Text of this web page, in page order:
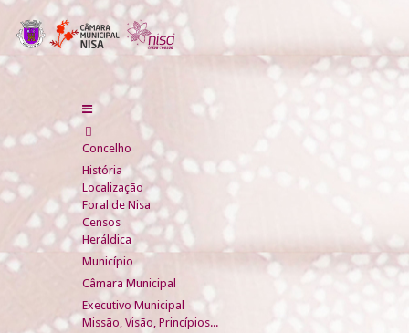
Concelho
História
Localização
Foral de Nisa
Censos
Heráldica
Município
Câmara Municipal
Executivo Municipal
Missão, Visão, Princípios...